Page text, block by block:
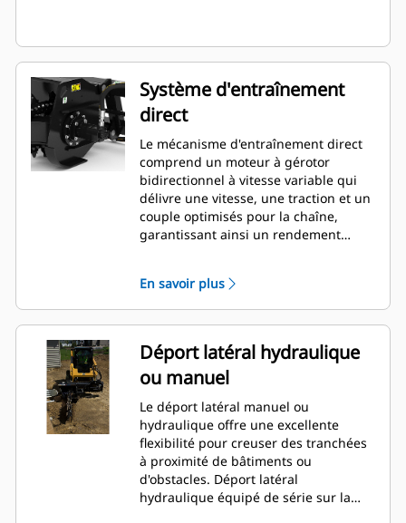
Système d'entraînement
direct
Le mécanisme d'entraînement direct
comprend un moteur à gérotor
bidirectionnel à vitesse variable qui
délivre une vitesse, une traction et un
couple optimisés pour la chaîne,
garantissant ainsi un rendement
types de sols.
En savoir plus
Déport latéral hydraulique
ou manuel
Le déport latéral manuel ou
hydraulique offre une excellente
flexibilité pour creuser des tranchées
à proximité de bâtiments ou
d'obstacles. Déport latéral
hydraulique équipé de série sur la